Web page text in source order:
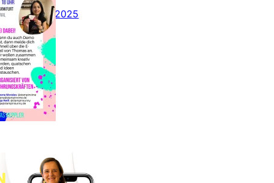
26. Februar 2025
Einsteigen 2025 im
Team Stampin‘ Sunny